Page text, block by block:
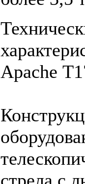
Apache